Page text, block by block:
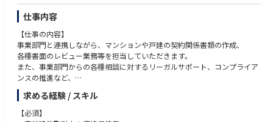
仕事内容
【仕事の内容】
事業部門と連携しながら、マンションや戸建の契約関係書類の作成、
各種書面のレビュー業務等を担当していただきます。
また、事業部門からの各種相談に対するリーガルサポート、コンプライア
ンスの推進など、
幅広い業務を行います。
【具体的な業務内容】
求める経験 / スキル
【必須】